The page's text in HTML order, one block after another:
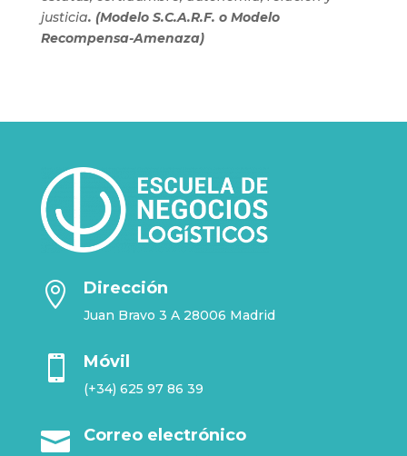
justicia. (Modelo S.C.A.R.F. o Modelo
Recompensa-Amenaza)
 Dirección
Juan Bravo 3 A 28006 Madrid
 Móvil
(+34) 625 97 86 39
 Correo electrónico